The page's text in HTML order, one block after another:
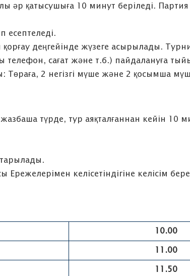
әр қатысушыға 10 минут беріледі.
есептеледі.
деңгейінде жүзеге асырылады.
сағат және т.б.) пайдалануға
Төраға, 2 негізгі мүше және 2 қосымша
түрде, тур аяқталғаннан кейін 10
келісетіндігіне келісім
10.00
11.00
11.50